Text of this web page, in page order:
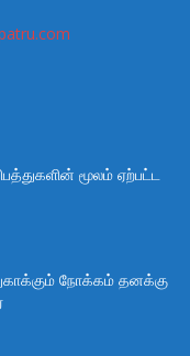
மூலம் ஏற்பட்ட
நோக்கம் தனக்கு